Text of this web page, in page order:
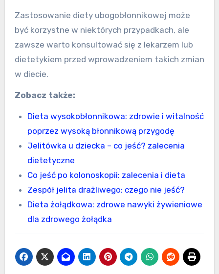
Zastosowanie diety ubogobłonnikowej może
być korzystne w niektórych przypadkach, ale
zawsze warto konsultować się z lekarzem lub
dietetykiem przed wprowadzeniem takich zmian
w diecie.
Zobacz także:
Dieta wysokobłonnikowa: zdrowie i witalność
poprzez wysoką błonnikową przygodę
Jelitówka u dziecka – co jeść? zalecenia
dietetyczne
Co jeść po kolonoskopii: zalecenia i dieta
Zespół jelita drażliwego: czego nie jeść?
Dieta żołądkowa: zdrowe nawyki żywieniowe
dla zdrowego żołądka